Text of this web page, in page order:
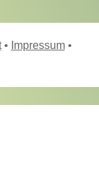
• Impressum•